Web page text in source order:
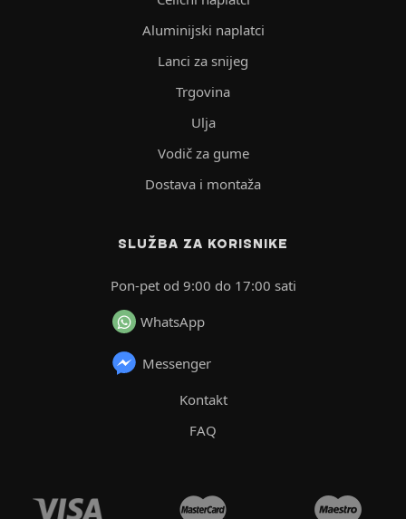
Aluminijski naplatci
Lanci za snijeg
Trgovina
Ulja
Vodič za gume
Dostava i montaža
SLUŽBA ZA KORISNIKE
Pon-pet od 9:00 do 17:00 sati
WhatsApp
Messenger
Kontakt
FAQ